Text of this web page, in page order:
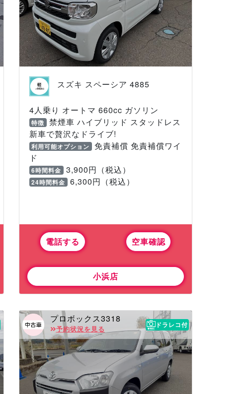
スズキ スペーシア 4885
4人乗り オートマ 660cc ガソリン
特徴
禁煙車 ハイブリッド スタッドレス
新車で贅沢なドライブ!
利用可能オプション
免責補償 免責補償ワイ
ド
6時間料金 3,900円（税込）
24時間料金 6,300円（税込）
電話する 空車確認
小浜店
プロボックス3318
予約状況を見る
ドラレコ付